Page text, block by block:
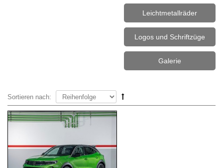
Leichtmetallräder
Logos und Schriftzüge
Galerie
Sortieren nach: